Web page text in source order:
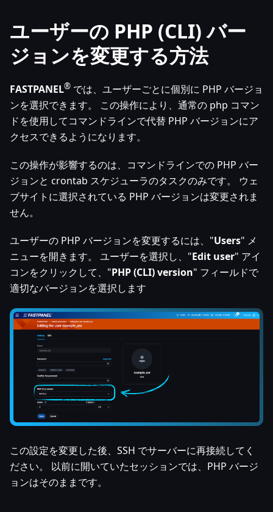
ユーザーの PHP (CLI) バー
ジョンを変更する方法
FASTPANEL® では、ユーザーごとに個別に PHP バージョ
ンを選択できます。 この操作により、通常の php コマン
ドを使用してコマンドラインで代替 PHP バージョンにア
クセスできるようになります。
この操作が影響するのは、コマンドラインでの PHP バー
ジョンと crontab スケジューラのタスクのみです。 ウェ
ブサイトに選択されている PHP バージョンは変更されま
せん。
ユーザーの PHP バージョンを変更するには、"Users" メ
ニューを開きます。 ユーザーを選択し、"Edit user" アイ
コンをクリックして、"PHP (CLI) version" フィールドで
適切なバージョンを選択します
この設定を変更した後、SSH でサーバーに再接続してく
ださい。 以前に開いていたセッションでは、PHP バージ
ョンはそのままです。